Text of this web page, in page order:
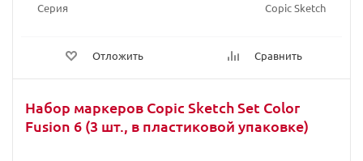
Серия
Copic Sketch
Отложить Сравнить
Набор маркеров Copic Sketch Set Color
Fusion 6 (3 шт., в пластиковой упаковке)